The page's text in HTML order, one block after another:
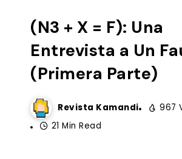
(N3 + X = F): Una
Entrevista a Un
(Primera Parte)
Revista Kamandi
967
21 Min Read